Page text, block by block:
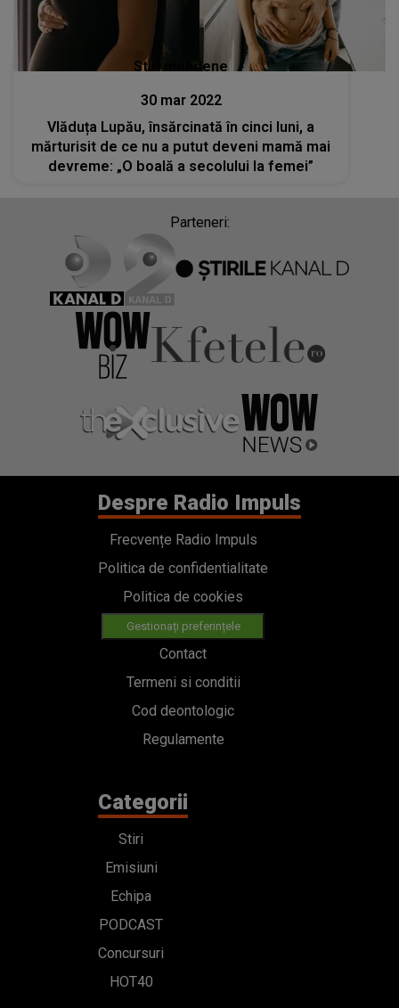
Stiri mondene
30 mar 2022
Vlăduța Lupău, însărcinată în cinci luni, a
mărturisit de ce nu a putut deveni mamă mai
devreme: „O boală a secolului la femei”
Parteneri:
Despre Radio Impuls
Frecvențe Radio Impuls
Politica de confidentialitate
Politica de cookies
Gestionați preferințele
Contact
Termeni si conditii
Cod deontologic
Regulamente
Categorii
Stiri
Emisiuni
Echipa
PODCAST
Concursuri
HOT40